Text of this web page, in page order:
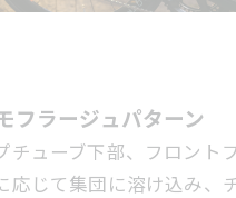
フラージュパターン
チューブ下部、フロント
応じて集団に溶け込み、